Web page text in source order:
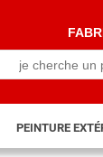
PEINTURE